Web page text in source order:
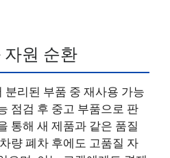
자원 순환
분리된 부품 중 재사용 가능
점검 후 중고 부품으로 판
통해 새 제품과 같은 품질
량 폐차 후에도 고품질 자